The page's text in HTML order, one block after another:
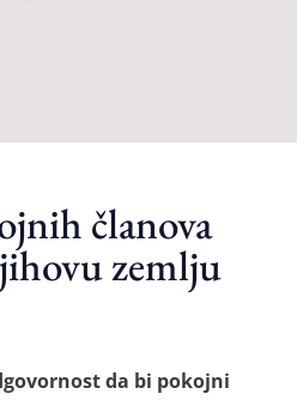
članova
zemlju
da bi pokojni